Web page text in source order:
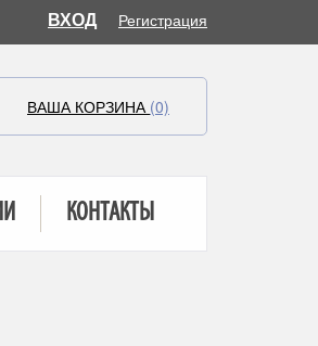
ВХОД Регистрация
ВАША КОРЗИНА (0)
КОНТАКТЫ